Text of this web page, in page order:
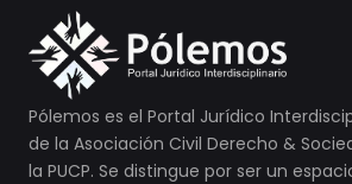
Pólemos es el Portal Jurídico
de la Asociación Civil Derecho &
la PUCP. Se distingue por ser un